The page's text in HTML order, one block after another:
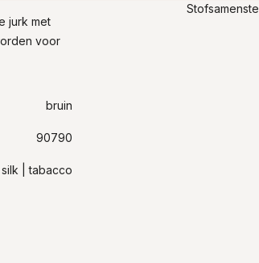
jurk met
voor
bruin
90790
| tabacco